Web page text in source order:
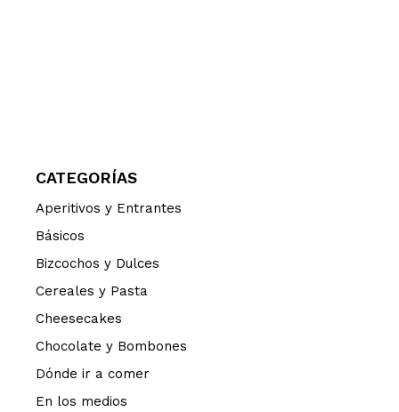
CATEGORÍAS
Aperitivos y Entrantes
Básicos
Bizcochos y Dulces
Cereales y Pasta
Cheesecakes
Chocolate y Bombones
Dónde ir a comer
En los medios